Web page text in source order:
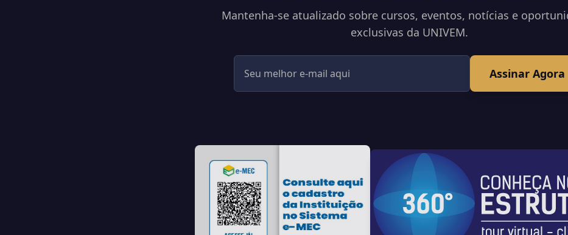
Mantenha-se atualizado sobre cursos, eventos, notícias e
exclusivas da UNIVEM.
Assinar Agora